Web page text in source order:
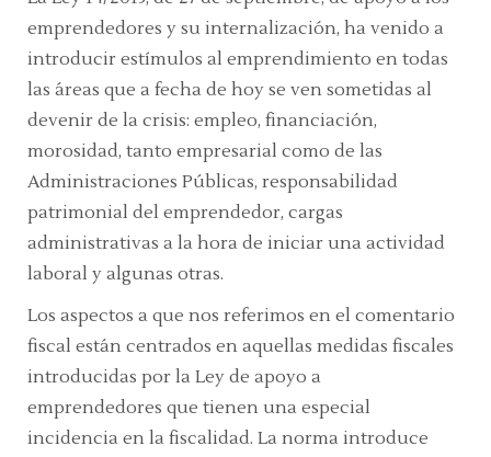
emprendedores y su internalización, ha venido a
introducir estímulos al emprendimiento en todas
las áreas que a fecha de hoy se ven sometidas al
devenir de la crisis: empleo, financiación,
morosidad, tanto empresarial como de las
Administraciones Públicas, responsabilidad
patrimonial del emprendedor, cargas
administrativas a la hora de iniciar una actividad
laboral y algunas otras.
Los aspectos a que nos referimos en el comentario
fiscal están centrados en aquellas medidas fiscales
introducidas por la Ley de apoyo a
emprendedores que tienen una especial
incidencia en la fiscalidad. La norma introduce